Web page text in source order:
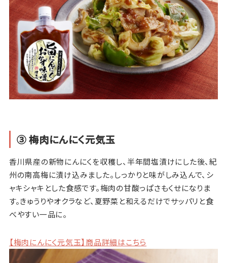
③ 梅肉にんにく元気玉
香川県産の新物にんにくを収穫し、半年間塩漬けにした後、紀
州の南高梅に漬け込みました。しっかりと味がしみ込んで、シ
ャキシャキとした食感です。梅肉の甘酸っぱさもくせになりま
す。きゅうりやオクラなど、夏野菜と和えるだけでサッパリと食
べやすい一品に。
【梅肉にんにく元気玉】商品詳細はこちら